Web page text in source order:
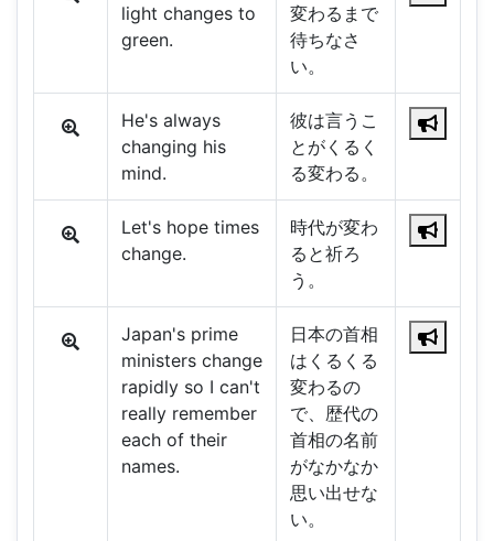
light changes to
green.
変わるまで
待ちなさ
い。
He's always
changing his
mind.
彼は言うこ
とがくるく
る変わる。
Let's hope times
change.
時代が変わ
ると祈ろ
う。
Japan's prime
ministers change
rapidly so I can't
really remember
each of their
names.
日本の首相
はくるくる
変わるの
で、歴代の
首相の名前
がなかなか
思い出せな
い。